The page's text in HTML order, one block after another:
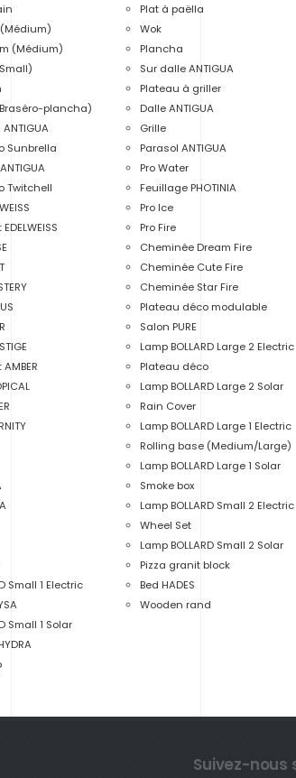
(Médium)
plancha)
Sunbrella
Twitchell
Small 1 Electric
Small 1 Solar
Plat à paëlla
Wok
Plancha
Sur dalle ANTIGUA
Plateau à griller
Dalle ANTIGUA
Grille
Parasol ANTIGUA
Pro Water
Feuillage PHOTINIA
Pro Ice
Pro Fire
Cheminée Dream Fire
Cheminée Cute Fire
Cheminée Star Fire
Plateau déco modulable
Salon PURE
Lamp BOLLARD Large 2 Electric
Plateau déco
Lamp BOLLARD Large 2 Solar
Rain Cover
Lamp BOLLARD Large 1 Electric
Rolling base (Medium/Large)
Lamp BOLLARD Large 1 Solar
Smoke box
Lamp BOLLARD Small 2 Electric
Wheel Set
Lamp BOLLARD Small 2 Solar
Pizza granit block
Bed HADES
Wooden rand
Suivez-